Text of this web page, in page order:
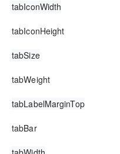
tabIconWidth
tabIconHeight
tabSize
tabWeight
tabLabelMarginTop
tabBar